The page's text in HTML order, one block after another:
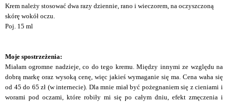
Krem należy stosować dwa razy dziennie, rano i wieczorem, na oczyszczoną
skórę wokół oczu.
Poj. 15 ml
Moje spostrzeżenia:
Miałam ogromne nadzieje, co do tego kremu. Między innymi ze względu na
dobrą markę oraz wysoką cenę, więc jakieś wymaganie się ma. Cena waha się
od 45 do 65 zł (w internecie). Dla mnie miał być pożegnaniem się z cieniami i
worami pod oczami, które robiły mi się po całym dniu, efekt zmęczenia i